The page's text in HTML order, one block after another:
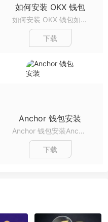
如何安装 OKX 钱包
如何安装 OKX 钱包如何安装 OKX 钱包如何安装 OKX 钱包...
下载
Anchor 钱包安装
Anchor 钱包安装Anchor 钱包安装Anchor 钱包安装...
下载